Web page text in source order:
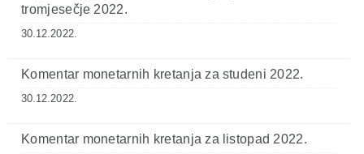
tromjesečje 2022.
30.12.2022.
Komentar monetarnih kretanja za studeni 2022.
30.12.2022.
Komentar monetarnih kretanja za listopad 2022.